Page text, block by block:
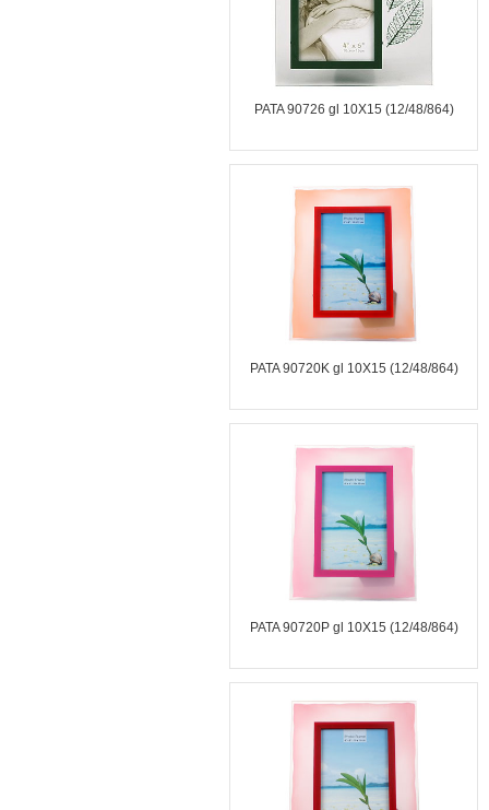
PATA 90726 gl 10X15 (12/48/864)
PATA 90720K gl 10X15 (12/48/864)
PATA 90720P gl 10X15 (12/48/864)